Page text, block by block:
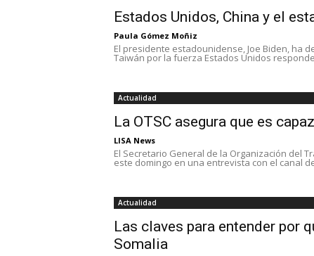
Estados Unidos, China y el
Paula Gómez Moñiz
El presidente estadounidense, Joe Biden, ha
Taiwán por la fuerza Estados Unidos
Actualidad
La OTSC asegura que es
LISA News
El Secretario General de la Organización del
este domingo en una entrevista con el canal
Actualidad
Las claves para entender por
Somalia